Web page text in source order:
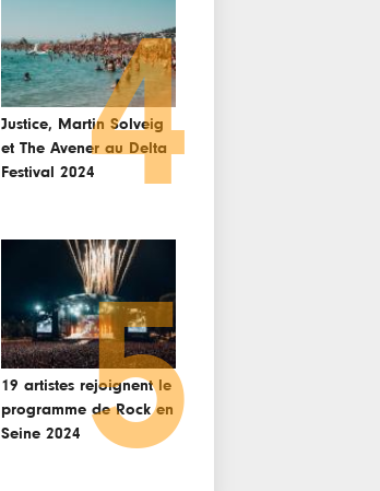
Justice, Martin Solveig
et The Avener au Delta
Festival 20244
19 artistes rejoignent le
programme de Rock en
Seine 2024 5